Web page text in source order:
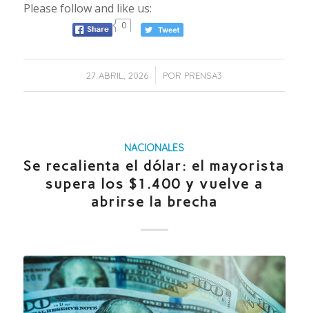
Please follow and like us:
0
27 ABRIL, 2026
/ POR PRENSA3
NACIONALES
Se recalienta el dólar: el mayorista
supera los $1.400 y vuelve a
abrirse la brecha